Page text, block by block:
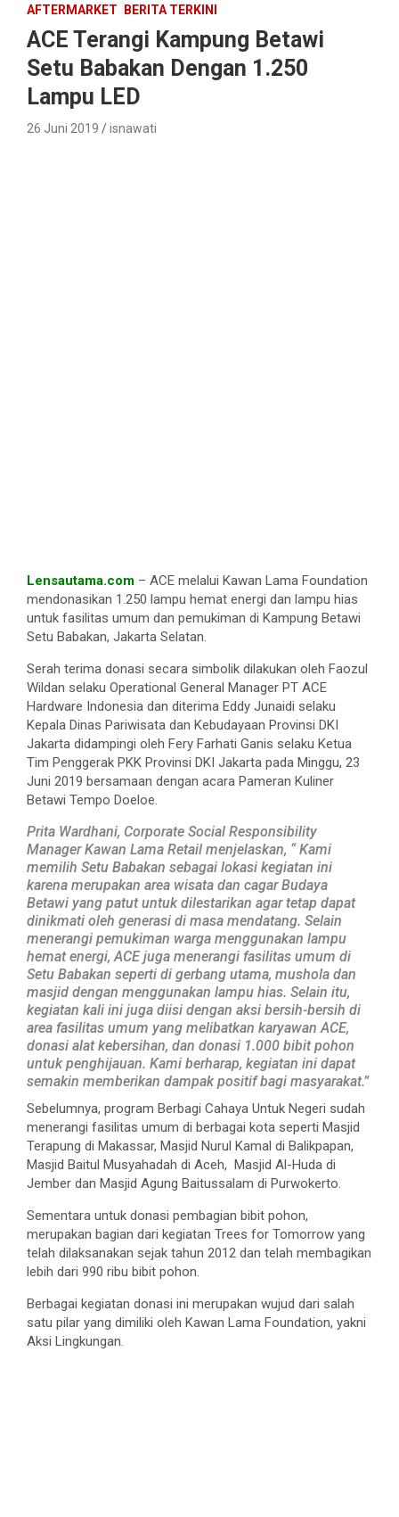
AFTERMARKET BERITA TERKINI
ACE Terangi Kampung Betawi
Setu Babakan Dengan 1.250
Lampu LED
26 Juni 2019 isnawati
Lensautama.com – ACE melalui Kawan Lama Foundation
mendonasikan 1.250 lampu hemat energi dan lampu hias
untuk fasilitas umum dan pemukiman di Kampung Betawi
Setu Babakan, Jakarta Selatan.
Serah terima donasi secara simbolik dilakukan oleh Faozul
Wildan selaku Operational General Manager PT ACE
Hardware Indonesia dan diterima Eddy Junaidi selaku
Kepala Dinas Pariwisata dan Kebudayaan Provinsi DKI
Jakarta didampingi oleh Fery Farhati Ganis selaku Ketua
Tim Penggerak PKK Provinsi DKI Jakarta pada Minggu, 23
Juni 2019 bersamaan dengan acara Pameran Kuliner
Betawi Tempo Doeloe.
Prita Wardhani, Corporate Social Responsibility
Manager Kawan Lama Retail menjelaskan, “ Kami
memilih Setu Babakan sebagai lokasi kegiatan ini
karena merupakan area wisata dan cagar Budaya
Betawi yang patut untuk dilestarikan agar tetap dapat
dinikmati oleh generasi di masa mendatang. Selain
menerangi pemukiman warga menggunakan lampu
hemat energi, ACE juga menerangi fasilitas umum di
Setu Babakan seperti di gerbang utama, mushola dan
masjid dengan menggunakan lampu hias. Selain itu,
kegiatan kali ini juga diisi dengan aksi bersih-bersih di
area fasilitas umum yang melibatkan karyawan ACE,
donasi alat kebersihan, dan donasi 1.000 bibit pohon
untuk penghijauan. Kami berharap, kegiatan ini dapat
semakin memberikan dampak positif bagi masyarakat.”
Sebelumnya, program Berbagi Cahaya Untuk Negeri sudah
menerangi fasilitas umum di berbagai kota seperti Masjid
Terapung di Makassar, Masjid Nurul Kamal di Balikpapan,
Masjid Baitul Musyahadah di Aceh, Masjid Al-Huda di
Jember dan Masjid Agung Baitussalam di Purwokerto.
Sementara untuk donasi pembagian bibit pohon,
merupakan bagian dari kegiatan Trees for Tomorrow yang
telah dilaksanakan sejak tahun 2012 dan telah membagikan
lebih dari 990 ribu bibit pohon.
Berbagai kegiatan donasi ini merupakan wujud dari salah
satu pilar yang dimiliki oleh Kawan Lama Foundation, yakni
Aksi Lingkungan.